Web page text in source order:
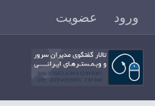
ورود عضویت